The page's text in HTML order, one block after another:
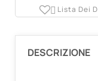
 Lista Dei
DESCRIZIONE